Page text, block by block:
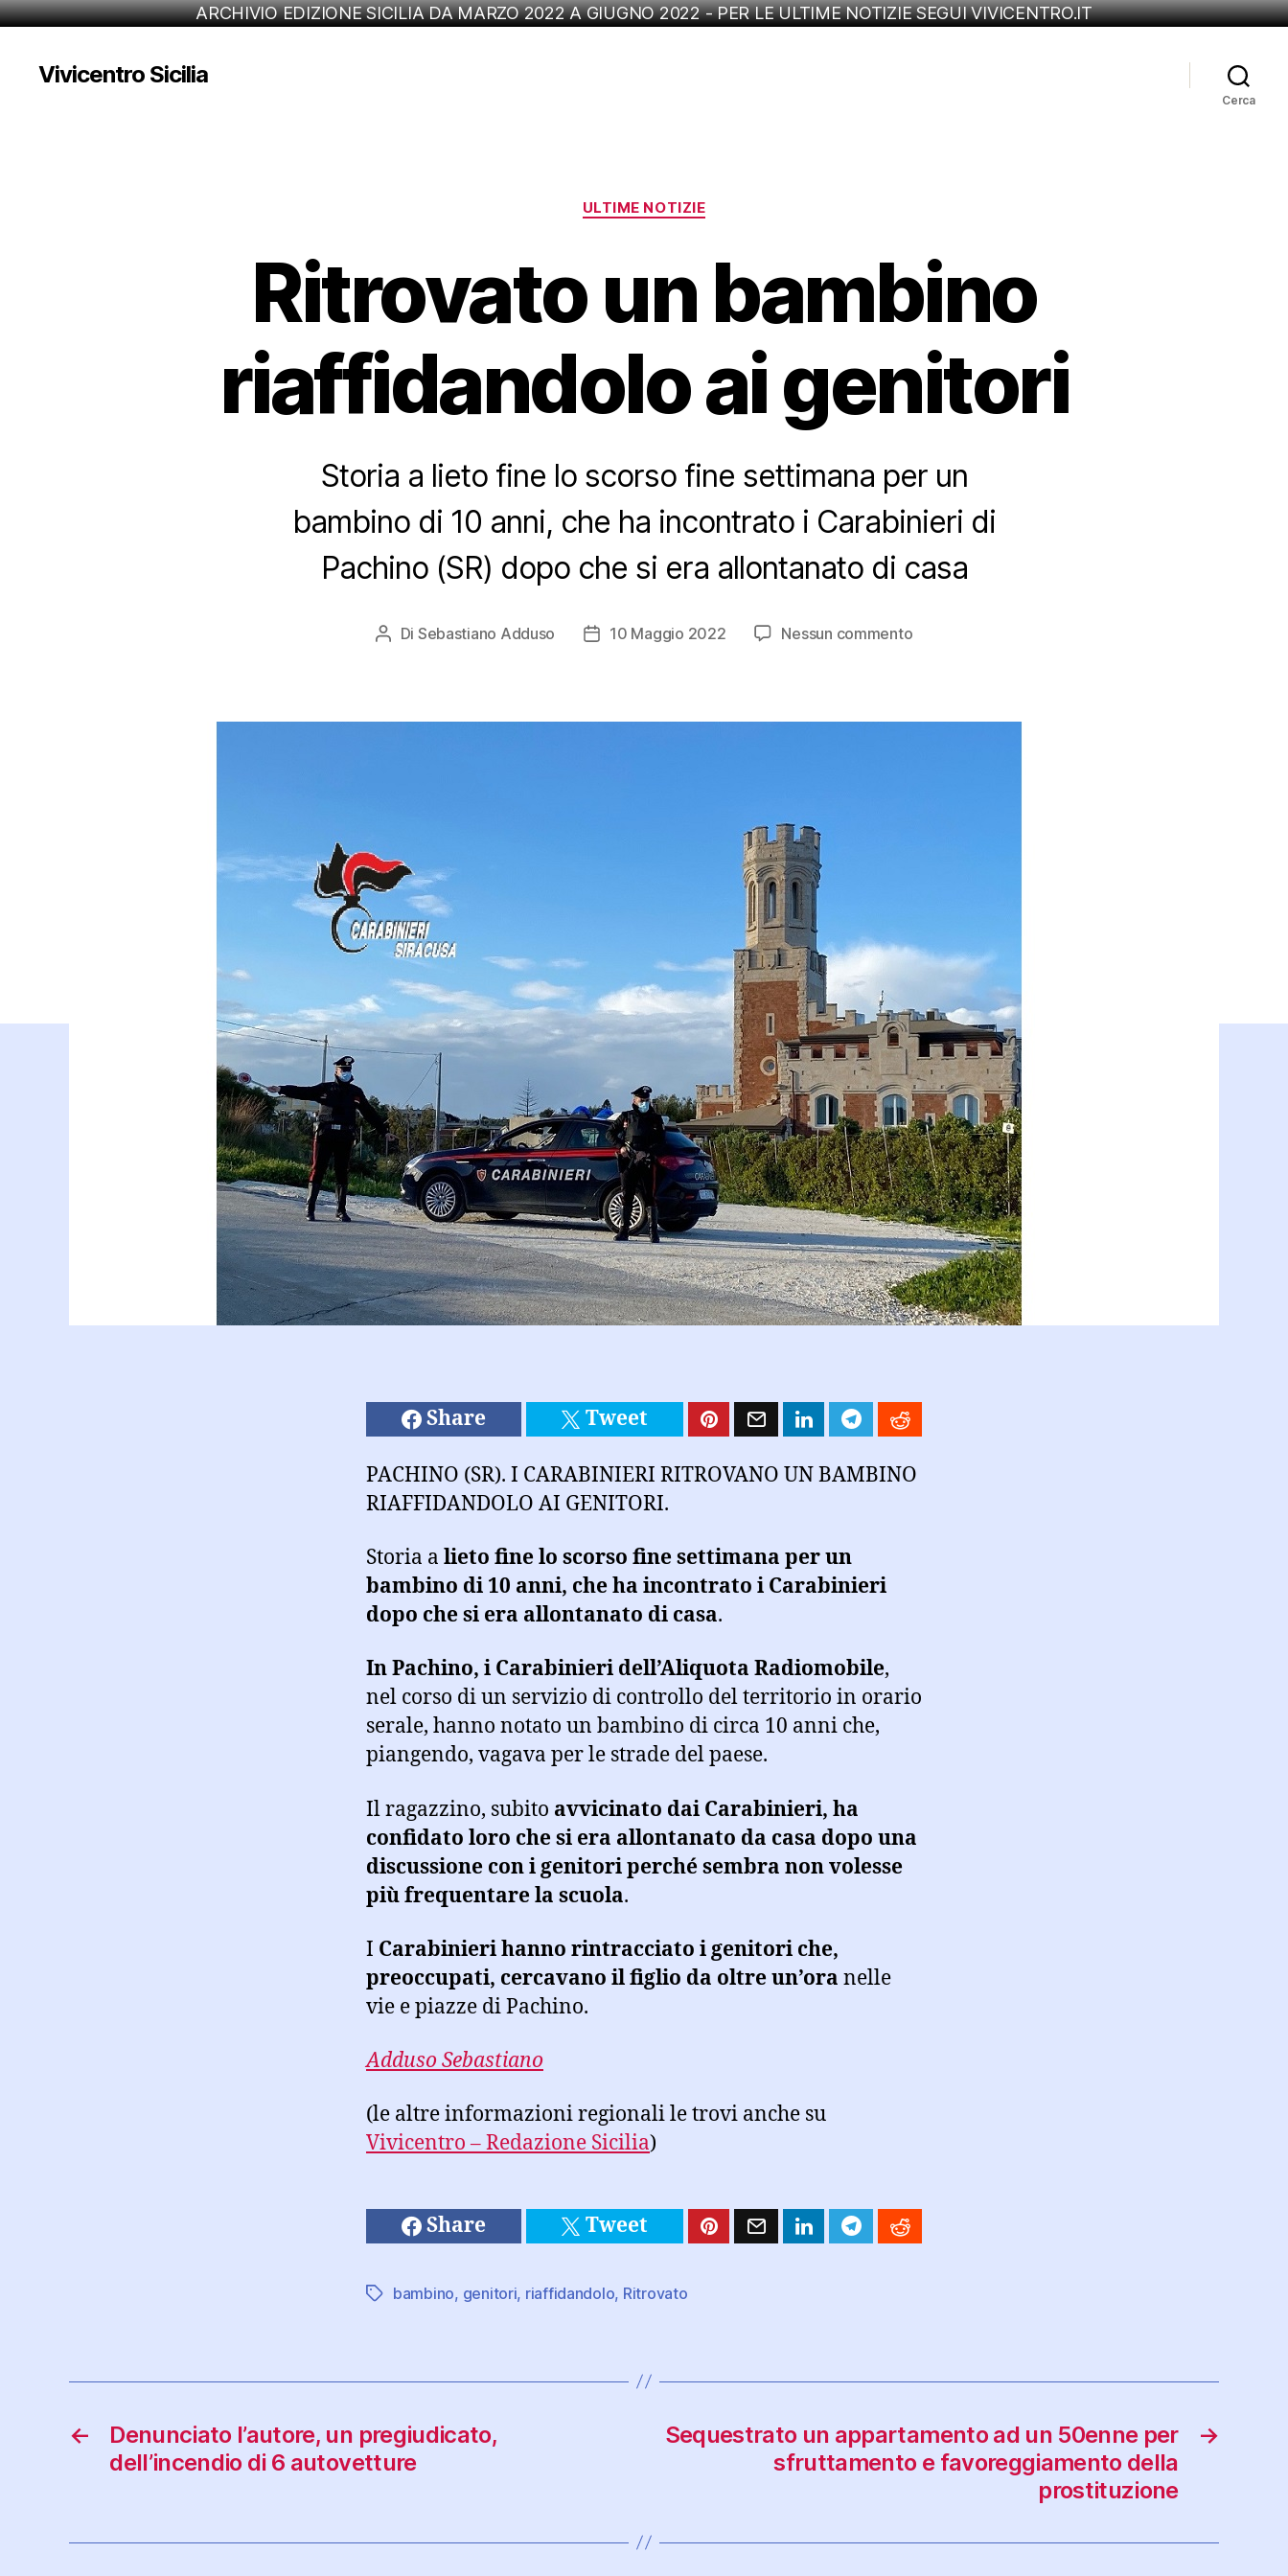
ARCHIVIO EDIZIONE SICILIA DA MARZO 2022 A GIUGNO 2022 - PER LE ULTIME NOTIZIE SEGUI VIVICENTRO.IT
Vivicentro Sicilia
Cerca
Categorie
ULTIME NOTIZIE
Ritrovato un bambino
riaffidandolo ai genitori
Storia a lieto fine lo scorso fine settimana per un
bambino di 10 anni, che ha incontrato i Carabinieri di
Pachino (SR) dopo che si era allontanato di casa
Autore
Di Sebastiano Adduso
Data10 Maggio 2022 Nessun commentosu
riaffidandolo
Share Tweet
PACHINO (SR). I CARABINIERI RITROVANO UN BAMBINO
RIAFFIDANDOLO AI GENITORI.
Storia a lieto fine lo scorso fine settimana per un
bambino di 10 anni, che ha incontrato i Carabinieri
dopo che si era allontanato di casa.
In Pachino, i Carabinieri dell’Aliquota Radiomobile,
nel corso di un servizio di controllo del territorio in orario
serale, hanno notato un bambino di circa 10 anni che,
piangendo, vagava per le strade del paese.
Il ragazzino, subito avvicinato dai Carabinieri, ha
confidato loro che si era allontanato da casa dopo una
discussione con i genitori perché sembra non volesse
più frequentare la scuola.
I Carabinieri hanno rintracciato i genitori che,
preoccupati, cercavano il figlio da oltre un’ora nelle
vie e piazze di Pachino.
Adduso Sebastiano
(le altre informazioni regionali le trovi anche su
Vivicentro – Redazione Sicilia)
Share Tweet
Tag bambino, genitori, riaffidandolo, Ritrovato
←
Denunciato l’autore, un pregiudicato,
dell’incendio di 6 autovetture
→
Sequestrato un appartamento ad un 50enne per
sfruttamento e favoreggiamento della
prostituzione